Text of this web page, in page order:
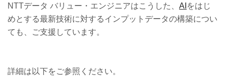
NTTデータ バリュー・エンジニアはこうした、 AI をはじ
めとする最新技術に対するインプットデータの構築につい
ても、ご支援しています。
詳細は以下をご参照ください。